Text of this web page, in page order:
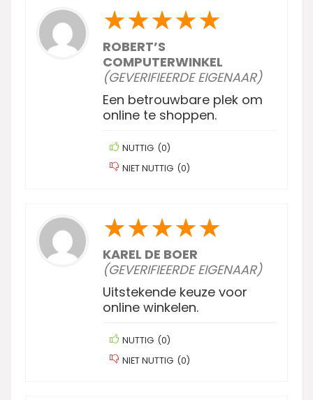
★★★★★
ROBERT’S
COMPUTERWINKEL
(GEVERIFIEERDE EIGENAAR)
Een betrouwbare plek om
online te shoppen.
NUTTIG (0)
NIET NUTTIG (0)
★★★★★
KAREL DE BOER
(GEVERIFIEERDE EIGENAAR)
Uitstekende keuze voor
online winkelen.
NUTTIG (0)
NIET NUTTIG (0)